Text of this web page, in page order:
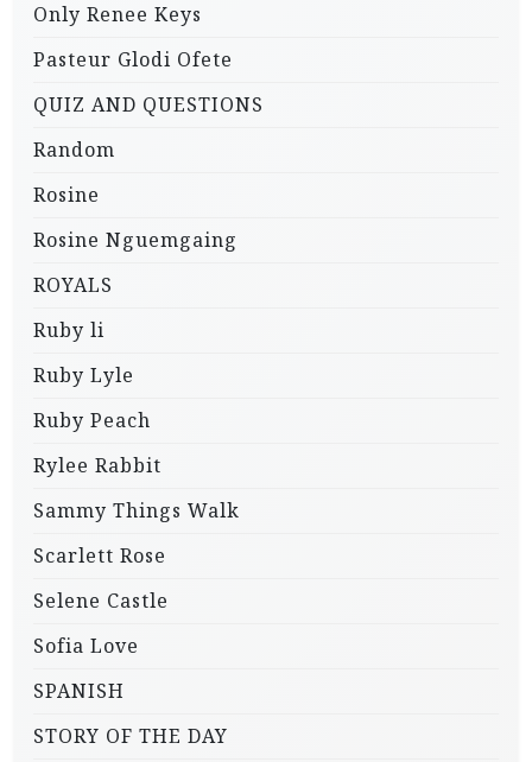
Only Renee Keys
Pasteur Glodi Ofete
QUIZ AND QUESTIONS
Random
Rosine
Rosine Nguemgaing
ROYALS
Ruby li
Ruby Lyle
Ruby Peach
Rylee Rabbit
Sammy Things Walk
Scarlett Rose
Selene Castle
Sofia Love
SPANISH
STORY OF THE DAY